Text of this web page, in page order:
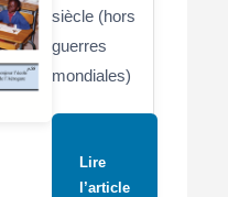
siècle (hors
guerres
mondiales)
Lire
l’article